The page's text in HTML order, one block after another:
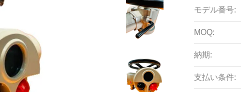
モデル番号:
MOQ:
納期:
支払い条件: